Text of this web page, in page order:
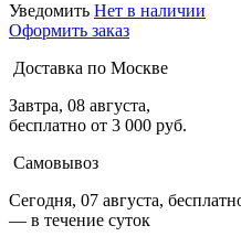
Уведомить Нет в наличии
Оформить заказ
Доставка по Москве
Завтра, 08 августа,
бесплатно от 3 000 руб.
Самовывоз
Сегодня, 07 августа,
— в течение суток